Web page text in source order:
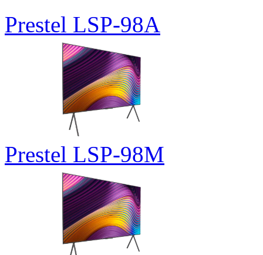
Prestel LSP-98A
Prestel LSP-98M